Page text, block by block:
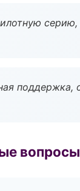
поддержка,
вопросы